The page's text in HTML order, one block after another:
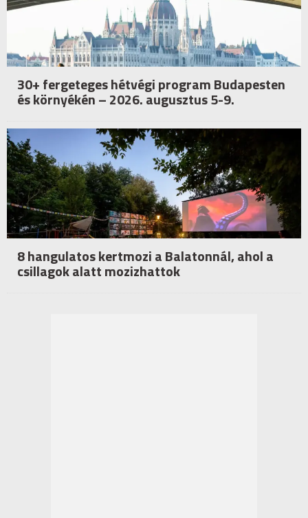
30+ fergeteges hétvégi program Budapesten
és környékén – 2026. augusztus 5-9.
8 hangulatos kertmozi a Balatonnál, ahol a
csillagok alatt mozizhattok